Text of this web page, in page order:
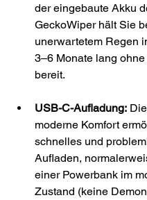
der eingebaute Akku
GeckoWiper hält Sie
unerwartetem Regen
3–6 Monate lang
bereit.
USB-C-Aufladung:
moderne Komfort
schnelles und
Aufladen,
einer Powerbank im
Zustand (keine